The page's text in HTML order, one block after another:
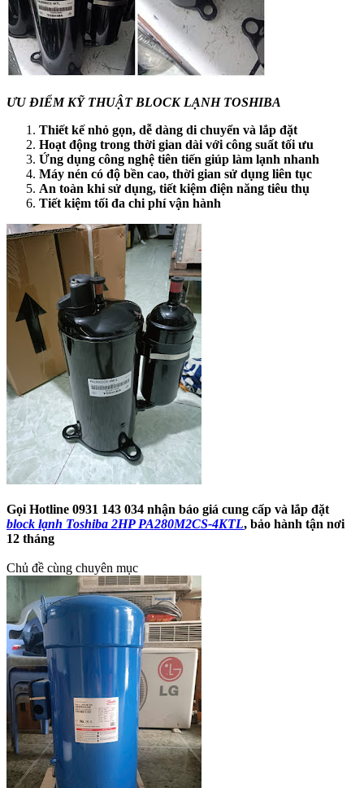
ƯU ĐIỂM KỸ THUẬT BLOCK LẠNH TOSHIBA
Thiết kế nhỏ gọn, dễ dàng di chuyển và lắp đặt
Hoạt động trong thời gian dài với công suất tối ưu
Ứng dụng công nghệ tiên tiến giúp làm lạnh nhanh
Máy nén có độ bền cao, thời gian sử dụng liên tục
An toàn khi sử dụng, tiết kiệm điện năng tiêu thụ
Tiết kiệm tối đa chi phí vận hành
Gọi Hotline 0931 143 034 nhận báo giá cung cấp và lắp đặt
block lạnh Toshiba 2HP PA280M2CS-4KTL, bảo hành tận nơi
12 tháng
Chủ đề cùng chuyên mục